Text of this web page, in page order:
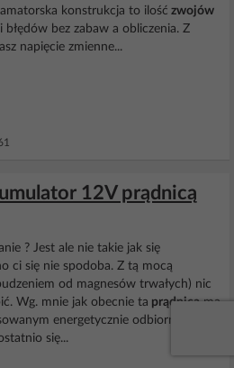
konstrukcja to ilość zwojów
bez zabaw a obliczenia. Z
napięcie zmienne...
12V prądnicą
? Jest ale nie takie jak się
ci się nie spodoba. Z tą mocą
od magnesów trwałych) nic
Wg. mnie jak obecnie ta prądnica ma
energetycznie odbiorniku(!) to
się...